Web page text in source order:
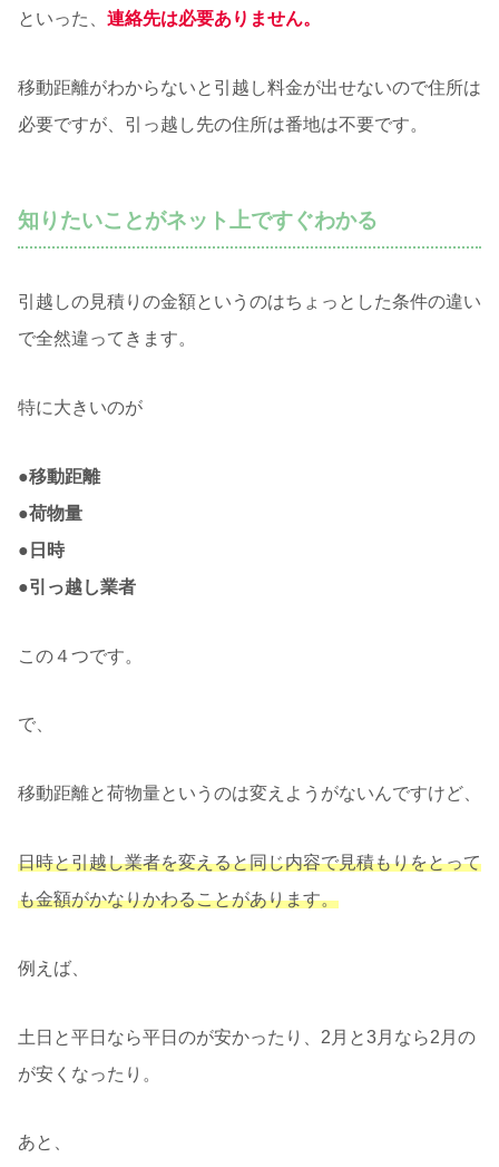
といった、 連絡先は必要ありません。
移動距離がわからないと引越し料金が出せないので住所は
必要ですが、引っ越し先の住所は番地は不要です。
知りたいことがネット上ですぐわかる
引越しの見積りの金額というのはちょっとした条件の違い
で全然違ってきます。
特に大きいのが
●移動距離
●荷物量
●日時
●引っ越し業者
この４つです。
で、
移動距離と荷物量というのは変えようがないんですけど、
日時と引越し業者を変えると同じ内容で見積もりをとって
も金額がかなりかわることがあります。
例えば、
土日と平日なら平日のが安かったり、2月と3月なら2月の
が安くなったり。
あと、